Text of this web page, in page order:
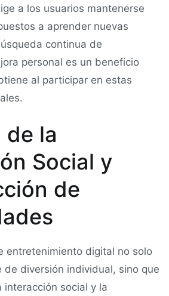
a los usuarios mantenerse
a aprender nuevas
continua de
personal es un beneficio
al participar en estas
de la
Social y
de
entretenimiento digital no solo
de diversión individual, sino que
social y la